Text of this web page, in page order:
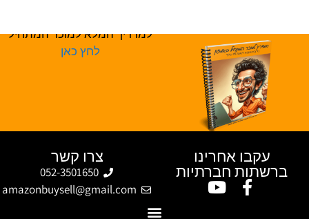
למדריך המלא למוכר המתחיל
לחץ כאן
עקבו אחרינו
ברשתות חברתיות
צרו קשר
052-3501650
amazonbuysell@gmail.com